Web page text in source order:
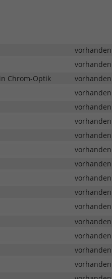
vorhanden
vorhanden
Chrom-Optik
vorhanden
vorhanden
vorhanden
vorhanden
vorhanden
vorhanden
vorhanden
vorhanden
vorhanden
vorhanden
vorhanden
vorhanden
vorhanden
vorhanden